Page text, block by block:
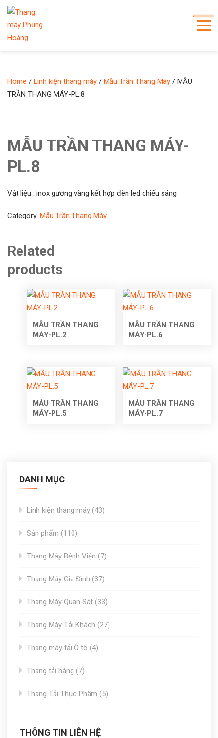
Home / Linh kiện thang máy / Mẫu Trần Thang Máy / MẪU
TRẦN THANG MÁY-PL.8
MẪU TRẦN THANG MÁY-
PL.8
Vật liệu : inox gương vàng kết hợp đèn led chiếu sáng
Category: Mẫu Trần Thang Máy
Related
products
MẪU TRẦN THANG
MÁY-PL.2
MẪU TRẦN THANG
MÁY-PL.6
MẪU TRẦN THANG
MÁY-PL.5
MẪU TRẦN THANG
MÁY-PL.7
DANH MỤC
Linh kiện thang máy 4343
Sản phẩm
110110
Thang Máy Bệnh Viện
77
Thang Máy Gia Đình
3737
Thang Máy Quan Sát 3333
Thang Máy Tải Khách 2727
Thang máy tải Ô tô
44
Thang tải hàng
77
Thang Tải Thực Phẩm
55
THÔNG TIN LIÊN HỆ